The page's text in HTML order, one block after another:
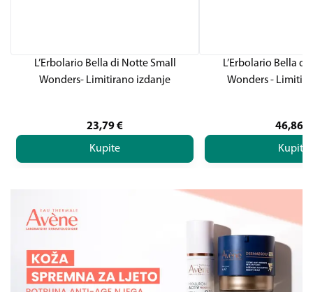
L’Erbolario Bella di Notte Small
Wonders- Limitirano izdanje
23,79€
Kupite
L’Erbolario Bella di
Wonders -
46,86
Kupite